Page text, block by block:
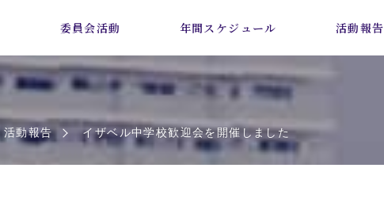
委員会活動 年間スケジュール 活動報告
活動報告 イザベル中学校歓迎会を開催しました